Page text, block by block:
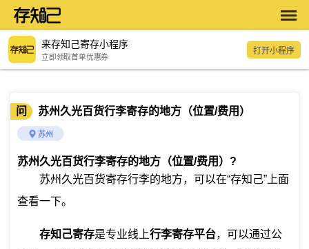
来存知己寄存小程序
立即领取首单优惠券
打开小程序
问 苏州久光百货行李寄存的地方（位置/费用）
苏州
苏州久光百货行李寄存的地方（位置/费用） ?
苏州久光百货寄存行李的地方，可以在“存知己”上面
查看一下。
存知己寄存是专业线上行李寄存平台，可以通过公